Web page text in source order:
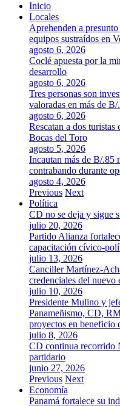
Inicio
Locales
Aprehenden a
equipos sustraídos en
agosto 6, 2026
Coclé apuesta por la
desarrollo
agosto 6, 2026
Tres personas son
valoradas en más de
agosto 6, 2026
Rescatan a dos turistas
Bocas del Toro
agosto 5, 2026
Incautan más de B/.85
contrabando durante
agosto 4, 2026
Previous Next
Política
CD no se deja y sigue
julio 20, 2026
Partido Alianza
capacitación cívico-
julio 13, 2026
Canciller Martínez-
credenciales del nuevo
julio 10, 2026
Presidente Mulino y
Panameñismo, CD,
proyectos en beneficio
julio 8, 2026
CD continua recorrido
partidario
junio 27, 2026
Previous Next
Economía
Panamá fortalece su